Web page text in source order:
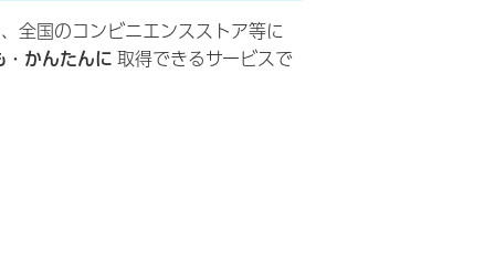
全国のコンビニエンスストア等に
・かんたんに 取得できるサービスで